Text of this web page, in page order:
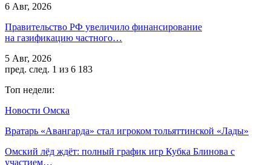
6 Авг, 2026
Правительство РФ увеличило финансирование
на газификацию частного…
5 Авг, 2026
пред. след. 1 из 6 183
Топ недели:
Новости Омска
Вратарь «Авангарда» стал игроком тольяттинской «Лады»
Омский лёд ждёт: полный график игр Кубка Блинова с
участием…